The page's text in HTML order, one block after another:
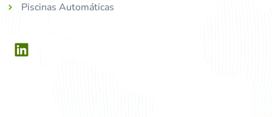
Piscinas Automáticas